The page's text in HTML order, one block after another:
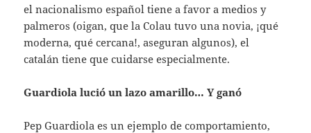
el nacionalismo español tiene a favor a medios y
palmeros (oigan, que la Colau tuvo una novia, ¡qué
moderna, qué cercana!, aseguran algunos), el
catalán tiene que cuidarse especialmente.
Guardiola lució un lazo amarillo… Y ganó
Pep Guardiola es un ejemplo de comportamiento,